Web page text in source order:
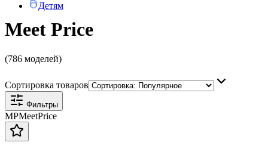
Детям
Meet Price
(786 моделей)
Сортировка товаров
Фильтры
MPMeetPrice